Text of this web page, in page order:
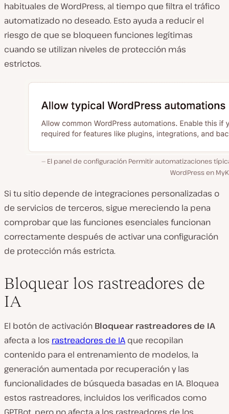
habituales de WordPress, al tiempo que filtra el tráfico
automatizado no deseado. Esto ayuda a reducir el
riesgo de que se bloqueen funciones legítimas
cuando se utilizan niveles de protección más
estrictos.
El panel de configuración Permitir automatizaciones
WordPress en
Si tu sitio depende de integraciones personalizadas o
de servicios de terceros, sigue mereciendo la pena
comprobar que las funciones esenciales funcionan
correctamente después de activar una configuración
de protección más estricta.
Bloquear los rastreadores de
IA
El botón de activación Bloquear rastreadores de IA
afecta a los rastreadores de IA que recopilan
contenido para el entrenamiento de modelos, la
generación aumentada por recuperación y las
funcionalidades de búsqueda basadas en IA. Bloquea
estos rastreadores, incluidos los verificados como